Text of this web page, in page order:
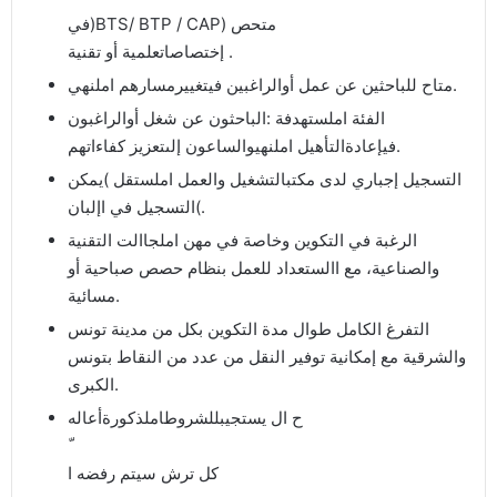
في)BTS/ BTP / CAP) متحص
إختصاصاتعلمية أو تقنية .
متاح للباحثين عن عمل أوالراغبين فيتغييرمسارهم املنهي.
الفئة املستهدفة :الباحثون عن شغل أوالراغبون
فيإعادةالتأهيل املنهيوالساعون إلىتعزيز كفاءاتهم.
التسجيل إجباري لدى مكتبالتشغيل والعمل املستقل )يمكن
التسجيل في اإلبان(.
الرغبة في التكوين وخاصة في مهن املجاالت التقنية
والصناعية، مع االستعداد للعمل بنظام حصص صباحية أو
مسائية.
التفرغ الكامل طوال مدة التكوين بكل من مدينة تونس
والشرقية مع إمكانية توفير النقل من عدد من النقاط بتونس
الكبرى.
ح ال يستجيبللشروطاملذكورةأعاله
كل ترش سيتم رفضه ا